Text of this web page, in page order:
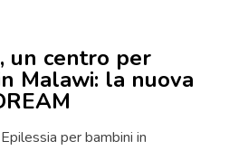
un centro per
Malawi: la nuova
per bambini in